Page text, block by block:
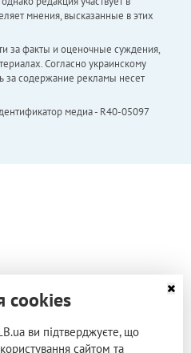
мнения, высказанные в этих
за факты и оценочные суждения,
Согласно украинскому
за содержание рекламы несет
медиа - R40-05097
cookies
ви підтверджуєте, що
сайтом та